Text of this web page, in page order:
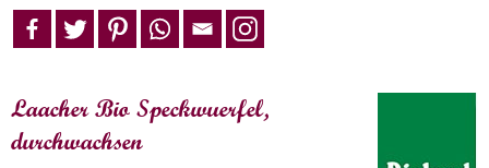
Laacher Bio Speckwuerfel,
durchwachsen